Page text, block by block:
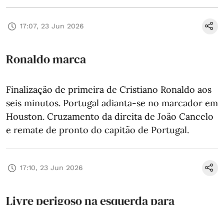
17:07, 23 Jun 2026
Ronaldo marca
Finalização de primeira de Cristiano Ronaldo aos
seis minutos. Portugal adianta-se no marcador em
Houston. Cruzamento da direita de João Cancelo
e remate de pronto do capitão de Portugal.
17:10, 23 Jun 2026
Livre perigoso na esquerda para